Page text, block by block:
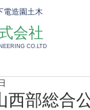
電造園土木
会社
CO.LTD
西部総合